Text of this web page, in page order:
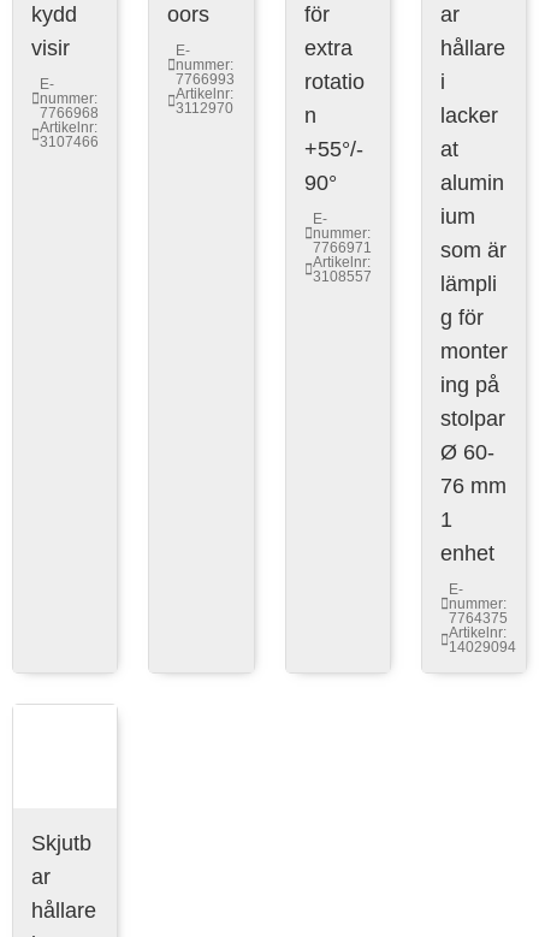
kydd
visir
E-
nummer:
7766968
Artikelnr:
3107466
oors
E-
nummer:
7766993
Artikelnr:
3112970
för
extra
rotatio
n
+55°/-
90°
E-
nummer:
7766971
Artikelnr:
3108557
ar
hållare
i
lacker
at
alumin
ium
som är
lämpli
g för
monter
ing på
stolpar
Ø 60-
76 mm
1
enhet
E-
nummer:
7764375
Artikelnr:
14029094
Skjutb
ar
hållare